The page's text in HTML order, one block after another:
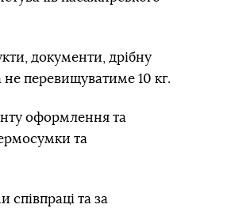
документи, дрібну
не перевищуватиме 10 кг.
оформлення та
та
та за